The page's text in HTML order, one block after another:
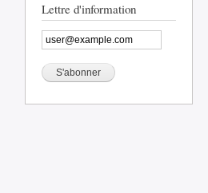
Lettre d'information